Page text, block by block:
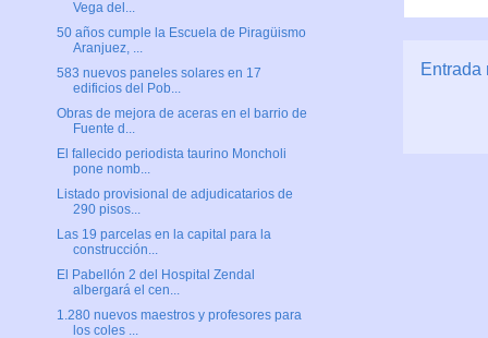
Entrada
Vega del...
50 años cumple la Escuela de Piragüismo
Aranjuez, ...
583 nuevos paneles solares en 17
edificios del Pob...
Obras de mejora de aceras en el barrio de
Fuente d...
El fallecido periodista taurino Moncholi
pone nomb...
Listado provisional de adjudicatarios de
290 pisos...
Las 19 parcelas en la capital para la
construcción...
El Pabellón 2 del Hospital Zendal
albergará el cen...
1.280 nuevos maestros y profesores para
los coles ...